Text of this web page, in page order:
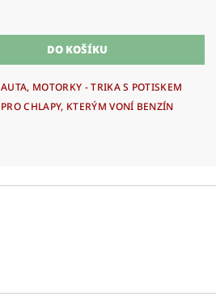
AUTA, MOTORKY - TRIKA S POTISKEM
PRO CHLAPY, KTERÝM VONÍ BENZÍN